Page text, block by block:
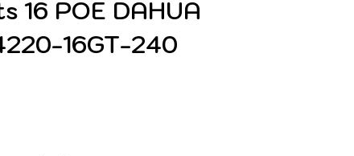
16 POE DAHUA
16GT-240